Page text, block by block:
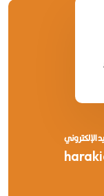
الإلكتروني